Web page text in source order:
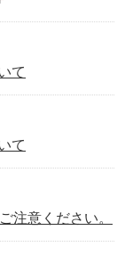
て
て
注意ください。